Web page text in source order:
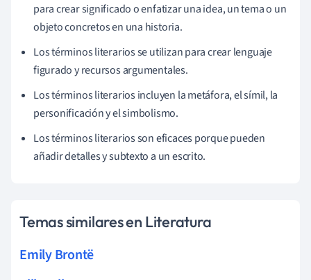
para crear significado o enfatizar una idea, un tema o un
objeto concretos en una historia.
Los términos literarios se utilizan para crear lenguaje
figurado y recursos argumentales.
Los términos literarios incluyen la metáfora, el símil, la
personificación y el simbolismo.
Los términos literarios son eficaces porque pueden
añadir detalles y subtexto a un escrito.
Temas similares en Literatura
Emily Brontë